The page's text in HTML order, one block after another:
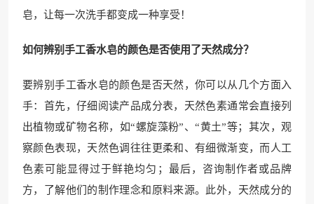
皂，让每一次洗手都变成一种享受！
如何辨别手工香水皂的颜色是否使用了天然成分？
要辨别手工香水皂的颜色是否天然，你可以从几个方面入
手：首先，仔细阅读产品成分表，天然色素通常会直接列
出植物或矿物名称，如“螺旋藻粉”、“黄土”等；其次，观
察颜色表现，天然色调往往更柔和、有细微渐变，而人工
色素可能显得过于鲜艳均匀；最后，咨询制作者或品牌
方，了解他们的制作理念和原料来源。此外，天然成分的